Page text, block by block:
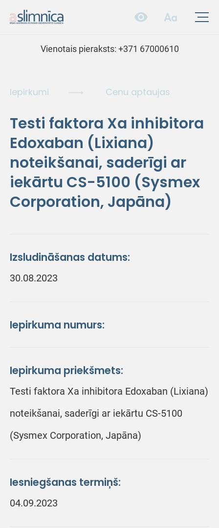
Vienotais pieraksts: +371 67000610
Iepirkumi Cenu aptaujas
Testi faktora Xa inhibitora
Edoxaban (Lixiana)
noteikšanai, saderīgi ar
iekārtu CS-5100 (Sysmex
Corporation, Japāna)
Izsludināšanas datums:
30.08.2023
Iepirkuma numurs:
Iepirkuma priekšmets:
Testi faktora Xa inhibitora Edoxaban (Lixiana)
noteikšanai, saderīgi ar iekārtu CS-5100
(Sysmex Corporation, Japāna)
Iesniegšanas termiņš:
04.09.2023